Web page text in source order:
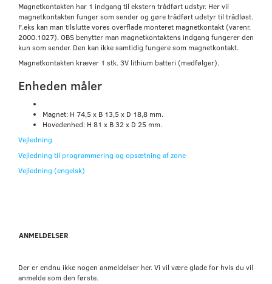
Magnetkontakten har 1 indgang til ekstern trådført udstyr. Her vil
magnetkontakten funger som sender og gøre trådført udstyr til trådløst.
F.eks kan man tilslutte vores overflade monteret magnetkontakt (varenr.
2000.1027). OBS benytter man magnetkontaktens indgang fungerer den
kun som sender. Den kan ikke samtidig fungere som magnetkontakt.
Magnetkontakten kræver 1 stk. 3V lithium batteri (medfølger).
Enheden måler
Magnet: H 74,5 x B 13,5 x D 18,8 mm.
Hovedenhed: H 81 x B 32 x D 25 mm.
Vejledning
Vejledning til programmering og opsætning af zone
Vejledning (engelsk)
ANMELDELSER
Der er endnu ikke nogen anmeldelser her. Vi vil være glade for hvis du vil
anmelde som den første.